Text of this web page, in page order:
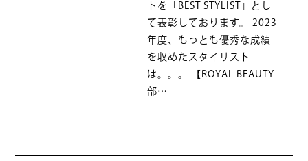
トを「BEST STYLIST」とし
て表彰しております。 2023
年度、もっとも優秀な成績
を収めたスタイリスト
は。。。 【ROYAL BEAUTY
部…